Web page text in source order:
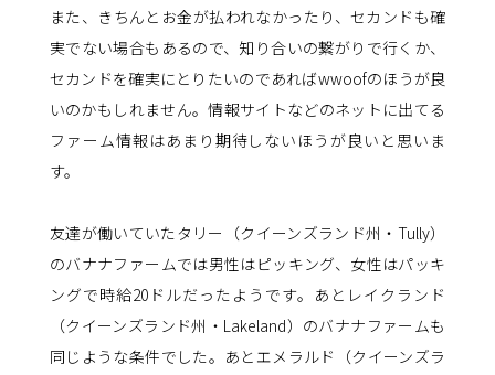
また、きちんとお金が払われなかったり、セカンドも確
実でない場合もあるので、知り合いの繋がりで行くか、
セカンドを確実にとりたいのであればwwoofのほうが良
いのかもしれません。情報サイトなどのネットに出てる
ファーム情報はあまり期待しないほうが良いと思いま
す。
友達が働いていたタリー（クイーンズランド州・Tully）
のバナナファームでは男性はピッキング、女性はパッキ
ングで時給20ドルだったようです。あとレイクランド
（クイーンズランド州・Lakeland）のバナナファームも
同じような条件でした。あとエメラルド（クイーンズラ